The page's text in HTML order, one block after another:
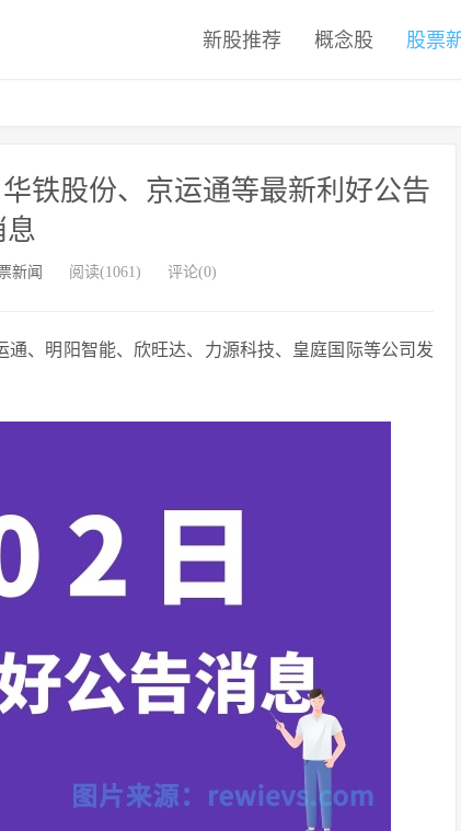
新股推荐 概念股 股票
铁股份、京运通等最新利好公告
息
新闻 阅读(1061) 评论(0)
、明阳智能、欣旺达、力源科技、皇庭国际等公司发